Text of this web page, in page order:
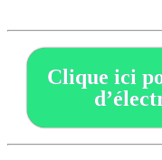
Clique ici